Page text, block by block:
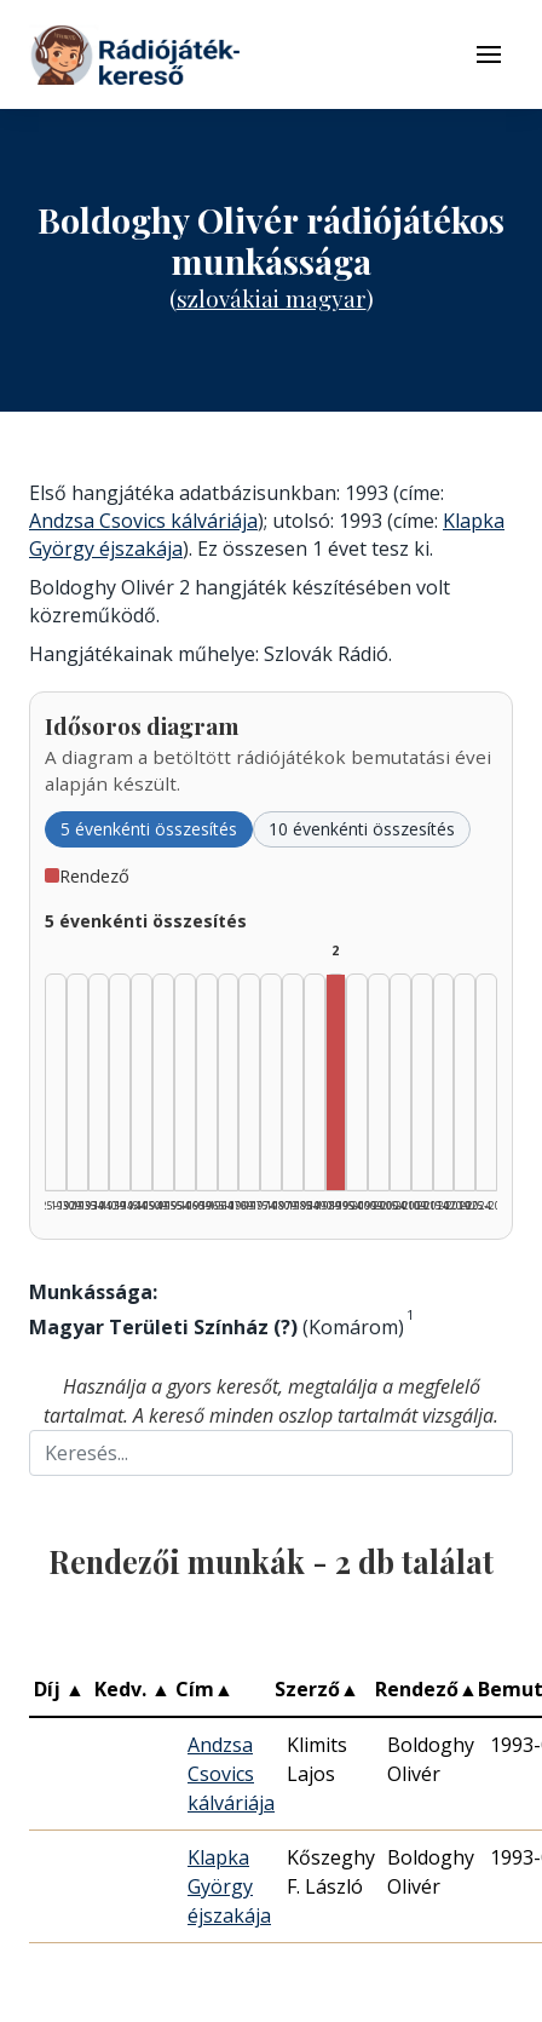
Tovább a tartalomhoz
Menü
Boldoghy Olivér rádiójátékos
munkássága
(szlovákiai magyar)
Első hangjátéka adatbázisunkban: 1993 (címe:
Andzsa Csovics kálváriája); utolsó: 1993 (címe: Klapka
György éjszakája). Ez összesen 1 évet tesz ki.
Boldoghy Olivér 2 hangjáték készítésében volt
közreműködő.
Hangjátékainak műhelye: Szlovák Rádió.
Idősoros diagram
A diagram a betöltött rádiójátékok bemutatási évei
alapján készült.
5 évenkénti összesítés 10 évenkénti összesítés
Rendező
5 évenkénti összesítés
1925–1929
1930–1934
1935–1939
1940–1944
1945–1949
1950–1954
1955–1959
1960–1964
1965–1969
1970–1974
1975–1979
1980–1984
1985–1989
2
1990–1994
1995–1999
2000–2004
2005–2009
2010–2014
2015–2019
2020–2024
2025–2026
Munkássága:
Magyar Területi Színház (?)(Komárom) 1
Használja a gyors keresőt, megtalálja a megfelelő
tartalmat. A kereső minden oszlop tartalmát vizsgálja.
Rendezői munkák - 2 db találat
Díj ▲ Kedv. ▲ Cím▲ Szerző▲ Rendező▲
Andzsa
Csovics
kálváriája
Klimits
Lajos
Boldoghy
Olivér
Klapka
György
éjszakája
Kőszeghy
F. László
Boldoghy
Olivér